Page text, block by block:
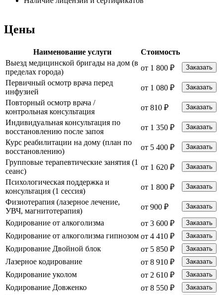
Цены
Наименование услуги
Стоимость
Выезд медицинской бригады на дом (в
пределах города)
от 1 800 ₽ Заказать
Первичный осмотр врача перед
инфузией
от 1 080 ₽ Заказать
Повторный осмотр врача /
контрольная консультация
от 810 ₽ Заказать
Индивидуальная консультация по
восстановлению после запоя
от 1 350 ₽ Заказать
Курс реабилитации на дому (план по
восстановлению)
от 5 400 ₽ Заказать
Групповые терапевтические занятия (1
сеанс)
от 1 620 ₽ Заказать
Психологическая поддержка и
консультация (1 сессия)
от 1 800 ₽ Заказать
Физиотерапия (лазерное лечение,
УВЧ, магнитотерапия)
от 900 ₽ Заказать
Кодирование от алкоголизма от 3 600 ₽ Заказать
Кодирование от алкоголизма гипнозом от 4 410 ₽ Заказать
Кодирование Двойной блок от 5 850 ₽ Заказать
Лазерное кодирование от 8 910 ₽ Заказать
Кодирование уколом от 2 610 ₽ Заказать
Кодирование Довженко от 8 550 ₽ Заказать